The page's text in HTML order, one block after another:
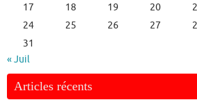
17
18 19 20
24
25 26 27
31
« Juil
Articles récents